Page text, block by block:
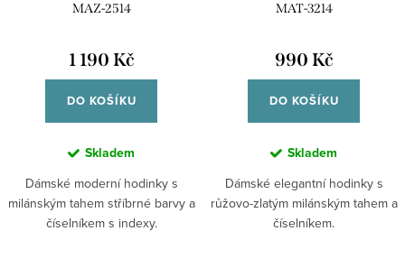
MAZ-2514
1 190 Kč
DO KOŠÍKU
Skladem
Dámské moderní hodinky s
milánským tahem stříbrné barvy a
číselníkem s indexy.
MAT-3214
990 Kč
DO KOŠÍKU
Skladem
Dámské elegantní hodinky s
růžovo-zlatým milánským tahem a
číselníkem.